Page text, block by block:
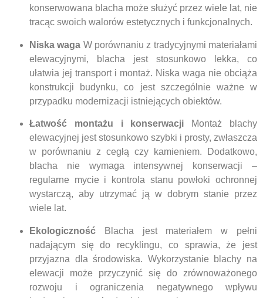
konserwowana blacha może służyć przez wiele lat, nie
tracąc swoich walorów estetycznych i funkcjonalnych.
Niska waga W porównaniu z tradycyjnymi materiałami
elewacyjnymi, blacha jest stosunkowo lekka, co
ułatwia jej transport i montaż. Niska waga nie obciąża
konstrukcji budynku, co jest szczególnie ważne w
przypadku modernizacji istniejących obiektów.
Łatwość montażu i konserwacji Montaż blachy
elewacyjnej jest stosunkowo szybki i prosty, zwłaszcza
w porównaniu z cegłą czy kamieniem. Dodatkowo,
blacha nie wymaga intensywnej konserwacji –
regularne mycie i kontrola stanu powłoki ochronnej
wystarczą, aby utrzymać ją w dobrym stanie przez
wiele lat.
Ekologiczność Blacha jest materiałem w pełni
nadającym się do recyklingu, co sprawia, że jest
przyjazna dla środowiska. Wykorzystanie blachy na
elewacji może przyczynić się do zrównoważonego
rozwoju i ograniczenia negatywnego wpływu